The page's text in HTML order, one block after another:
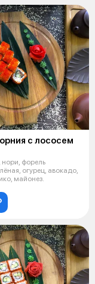
с лососем
нори, форель
огурец, авокадо,
майонез.